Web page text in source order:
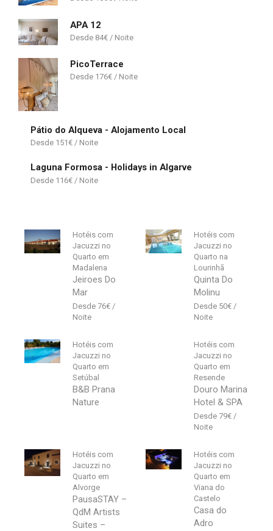
APA 12
84€
PicoTerrace
176€
Pátio do Alqueva - Alojamento Local
151€
Laguna Formosa - Holidays in Algarve
116€
Hotéis com
Jacuzzi no
Quarto em
Madalena
Jeiroes Do
Mar
76€
Hotéis com
Jacuzzi no
Quarto na
Lourinhã
Quinta Do
Molinu
50€
Hotéis com
Jacuzzi no
Quarto em
Setúbal
B&B Prana
Nature
Hotéis com
Jacuzzi no
Quarto em
Resende
Douro Marina
Hotel & SPA
79€
Hotéis com
Jacuzzi no
Quarto em
Alvorge
PausaSTAY –
QdM Artists
Suites –
Hotéis com
Jacuzzi no
Quarto em
Viana do
Castelo
Casa do
Adro